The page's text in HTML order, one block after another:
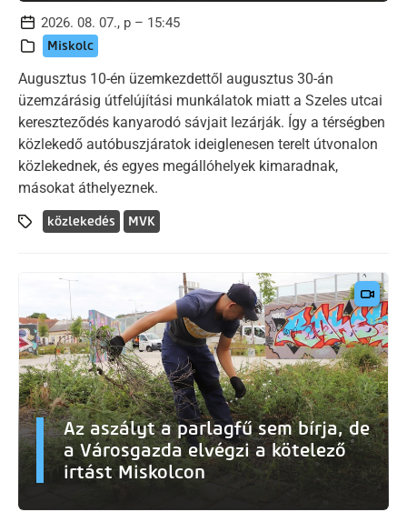
2026. 08. 07., p – 15:45
Miskolc
Augusztus 10-én üzemkezdettől augusztus 30-án
üzemzárásig útfelújítási munkálatok miatt a Szeles utcai
kereszteződés kanyarodó sávjait lezárják. Így a térségben
közlekedő autóbuszjáratok ideiglenesen terelt útvonalon
közlekednek, és egyes megállóhelyek kimaradnak,
másokat áthelyeznek.
közlekedés MVK
Az aszályt a parlagfű sem bírja, de
a Városgazda elvégzi a kötelező
irtást Miskolcon